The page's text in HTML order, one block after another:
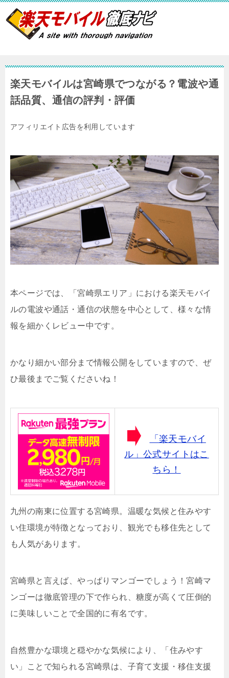
楽天モバイルは宮崎県でつながる？電波や通
話品質、通信の評判・評価
アフィリエイト広告を利用しています
本ページでは、「宮崎県エリア」における楽天モバイ
ルの電波や通話・通信の状態を中心として、様々な情
報を細かくレビュー中です。
かなり細かい部分まで情報公開をしていますので、ぜ
ひ最後までご覧くださいね！
「楽天モバイ
ル」公式サイトはこ
ちら！
九州の南東に位置する宮崎県。温暖な気候と住みやす
い住環境が特徴となっており、観光でも移住先として
も人気があります。
宮崎県と言えば、やっぱりマンゴーでしょう！宮崎マ
ンゴーは徹底管理の下で作られ、糖度が高くて圧倒的
に美味しいことで全国的に有名です。
自然豊かな環境と穏やかな気候により、「住みやす
い」ことで知られる宮崎県は、子育て支援・移住支援